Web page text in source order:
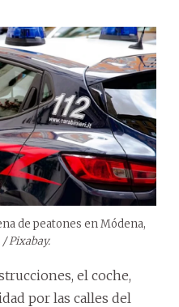
de peatones en Módena,
Pixabay.
el coche,
por las calles del